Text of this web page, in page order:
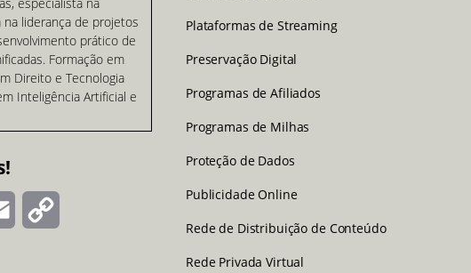
liderança de projetos
prático de
Formação em
Direito e Tecnologia
Inteligência Artificial e
Email
Plataformas de Streaming
Preservação Digital
Programas de Afiliados
Programas de Milhas
Proteção de Dados
Publicidade Online
Rede de Distribuição de Conteúdo
Rede Privada Virtual